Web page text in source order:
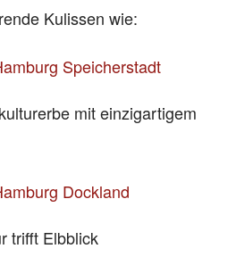
Kulissen wie:
Speicherstadt
mit einzigartigem
Dockland
trifft Elbblick